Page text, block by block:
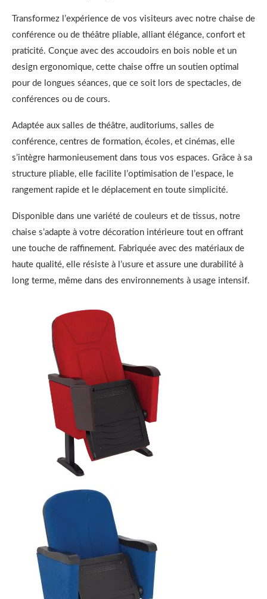
Transformez l’expérience de vos visiteurs avec notre chaise de
conférence ou de théâtre pliable, alliant élégance, confort et
praticité. Conçue avec des accoudoirs en bois noble et un
design ergonomique, cette chaise offre un soutien optimal
pour de longues séances, que ce soit lors de spectacles, de
conférences ou de cours.
Adaptée aux salles de théâtre, auditoriums, salles de
conférence, centres de formation, écoles, et cinémas, elle
s’intègre harmonieusement dans tous vos espaces. Grâce à sa
structure pliable, elle facilite l’optimisation de l’espace, le
rangement rapide et le déplacement en toute simplicité.
Disponible dans une variété de couleurs et de tissus, notre
chaise s’adapte à votre décoration intérieure tout en offrant
une touche de raffinement. Fabriquée avec des matériaux de
haute qualité, elle résiste à l’usure et assure une durabilité à
long terme, même dans des environnements à usage intensif.